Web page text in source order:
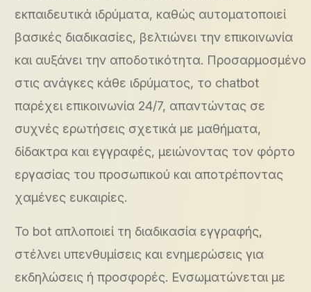
εκπαιδευτικά ιδρύματα, καθώς αυτοματοποιεί
βασικές διαδικασίες, βελτιώνει την επικοινωνία
και αυξάνει την αποδοτικότητα. Προσαρμοσμένο
στις ανάγκες κάθε ιδρύματος, το chatbot
παρέχει επικοινωνία 24/7, απαντώντας σε
συχνές ερωτήσεις σχετικά με μαθήματα,
δίδακτρα και εγγραφές, μειώνοντας τον φόρτο
εργασίας του προσωπικού και αποτρέποντας
χαμένες ευκαιρίες.
Το bot απλοποιεί τη διαδικασία εγγραφής,
στέλνει υπενθυμίσεις και ενημερώσεις για
εκδηλώσεις ή προσφορές. Ενσωματώνεται με